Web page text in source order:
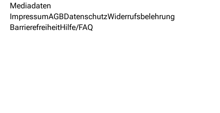
Mediadaten
ImpressumAGBDatenschutzWiderrufsbelehrung
BarrierefreiheitHilfe/FAQ